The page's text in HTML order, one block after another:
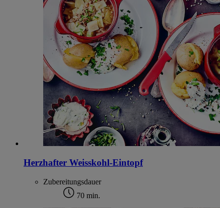
Herzhafter Weisskohl-Eintopf
Zubereitungsdauer
70 min.